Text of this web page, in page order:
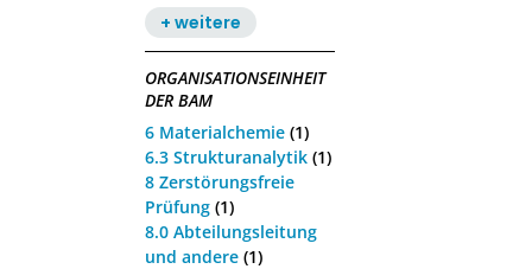
+ weitere
ORGANISATIONSEINHEIT
DER BAM
6 Materialchemie (1)
6.3 Strukturanalytik (1)
8 Zerstörungsfreie
Prüfung (1)
8.0 Abteilungsleitung
und andere (1)